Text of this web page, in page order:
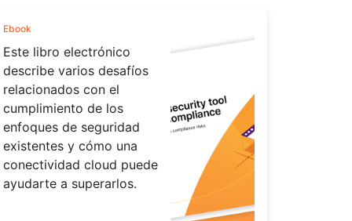
Ebook
Este libro electrónico
describe varios desafíos
relacionados con el
cumplimiento de los
enfoques de seguridad
existentes y cómo una
conectividad cloud puede
ayudarte a superarlos.